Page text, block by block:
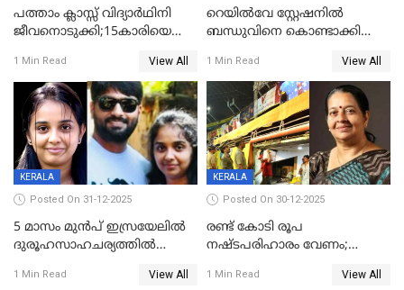
പത്താം ക്ലാസ്സ് വിദ്യാര്‍ഥിനി
ജീവനൊടുക്കി;15കാരിയെ
കിടപ്പുമുറിയില്‍ തൂങ്ങി മരിച്ച
നിലയിൽ
1 Min Read View All
റെയിൽവേ സ്റ്റേഷനിൽ
ബന്ധുവിനെ കൊണ്ടാക്കി
ലോറി സ്കൂട്ടറിൽ ഇടിച്ചു :
യുവതിക്ക് ദാരുണാന്ത്യം
1 Min Read View All
KERALA
Posted On 31-12-2025
5 മാസം മുൻപ് ഇസ്രയേലിൽ
ദുരൂഹസാഹചര്യത്തിൽ
മലയാളി യുവാവിന്റെ ഭാര്യയും
1 Min Read View All
KERALA
Posted On 30-12-2025
രണ്ട് കോടി രൂപ
നഷ്ടപരിഹാരം വേണം;
നോട്ടീസയച്ച് ഉമാ തോമസ്
1 Min Read View All